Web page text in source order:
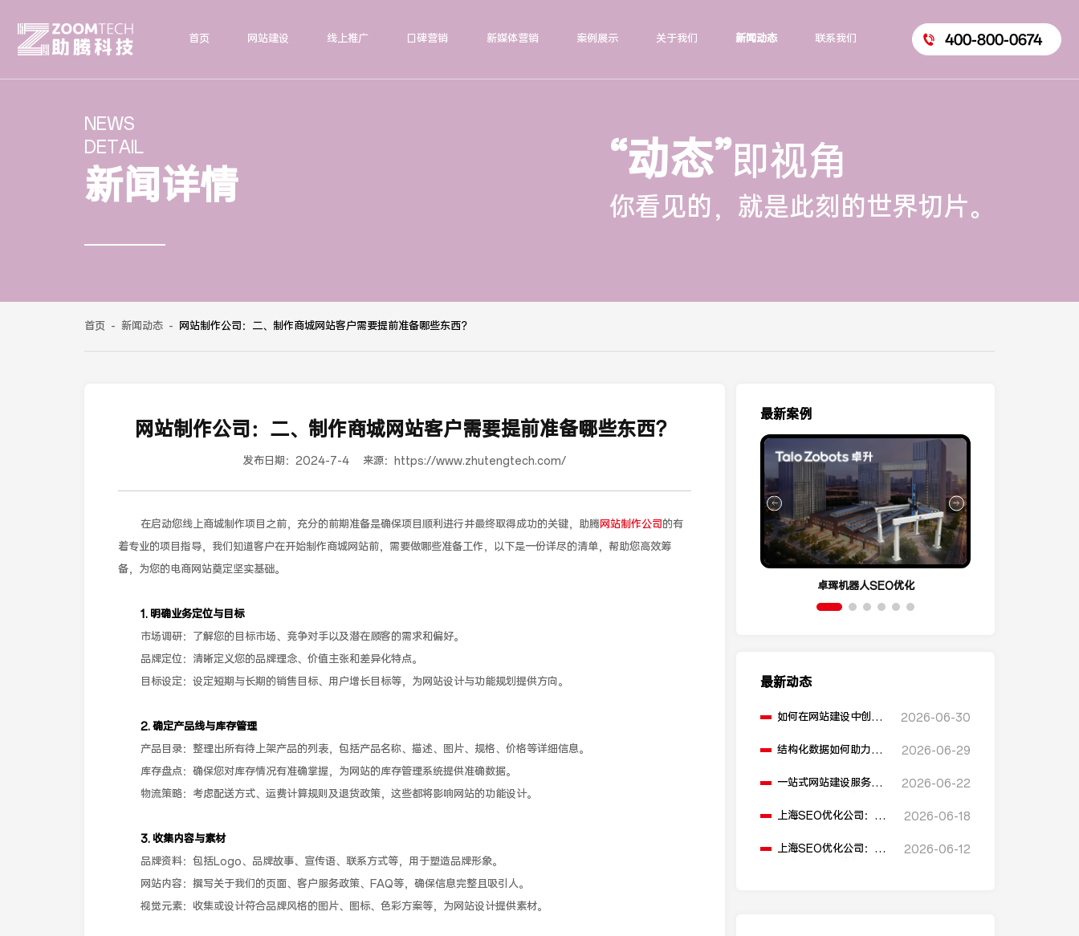
首页 网站建设 线上推广 口碑营销 新媒体营销 案例展示 关于我们 新闻动态 联系我们 400-800-0674
NEWS
DETAIL
新闻详情 “动态”即视角
你看见的，就是此刻的世界切片。
首页 - 新闻动态 - 网站制作公司：二、制作商城网站客户需要提前准备哪些东西？
网站制作公司：二、制作商城网站客户需要提前准备哪些东西？
发布日期： 2024-7-4 来源： https://www.zhutengtech.com/
在启动您线上商城制作项目之前，充分的前期准备是确保项目顺利进行并最终取得成功的关键，助腾网站制作公司的有
着专业的项目指导，我们知道客户在开始制作商城网站前，需要做哪些准备工作，以下是一份详尽的清单，帮助您高效筹
备，为您的电商网站奠定坚实基础。
1. 明确业务定位与目标
市场调研：了解您的目标市场、竞争对手以及潜在顾客的需求和偏好。
品牌定位：清晰定义您的品牌理念、价值主张和差异化特点。
目标设定：设定短期与长期的销售目标、用户增长目标等，为网站设计与功能规划提供方向。
2. 确定产品线与库存管理
产品目录：整理出所有待上架产品的列表，包括产品名称、描述、图片、规格、价格等详细信息。
库存盘点：确保您对库存情况有准确掌握，为网站的库存管理系统提供准确数据。
物流策略：考虑配送方式、运费计算规则及退货政策，这些都将影响网站的功能设计。
3. 收集内容与素材
品牌资料：包括Logo、品牌故事、宣传语、联系方式等，用于塑造品牌形象。
网站内容：撰写关于我们的页面、客户服务政策、FAQ等，确保信息完整且吸引人。
视觉元素：收集或设计符合品牌风格的图片、图标、色彩方案等，为网站设计提供素材。
最新案例
卓珲机器人SEO优化
最新动态
如何在网站建设中创建
2026-06-30
结构化数据如何助力
2026-06-29
一站式网站建设服务平
2026-06-22
上海SEO优化公司：如
升点击率和SEO效果？
2026-06-18
上海SEO优化公司：有
2026-06-12